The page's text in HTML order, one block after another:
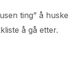
ting” å huske
å gå etter.